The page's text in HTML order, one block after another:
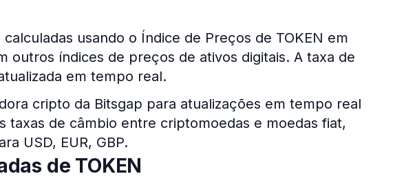
usando o Índice de Preços de TOKEN em
outros índices de preços de ativos digitais. A taxa de
em tempo real.
cripto da Bitsgap para atualizações em tempo real
taxas de câmbio entre criptomoedas e moedas fiat,
USD, EUR, GBP.
de TOKEN